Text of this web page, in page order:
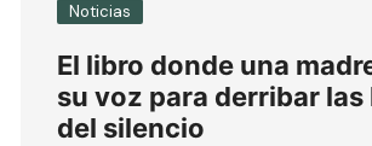
Noticias
El libro donde una
su voz para derribar las
del silencio